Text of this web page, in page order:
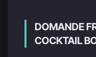
DOMANDE
COCKTAIL